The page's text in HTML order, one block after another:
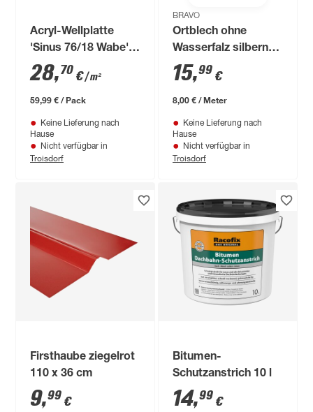
Acryl-Wellplatte
'Sinus 76/18 Wabe'
klar 200 x 104,5 x 0,3
cm
28,70 €/ m²
59,99 € / Pack
Keine Lieferung nach
Hause
Nicht verfügbar in
Troisdorf
BRAVO
Ortblech ohne
Wasserfalz silbern
verzinkt 200 x 26,3 x
0,05 cm
15,99 €
8,00 € / Meter
Keine Lieferung nach
Hause
Nicht verfügbar in
Troisdorf
Firsthaube ziegelrot
110 x 36 cm
9,99 €
Bitumen-
Schutzanstrich 10 l
14,99 €